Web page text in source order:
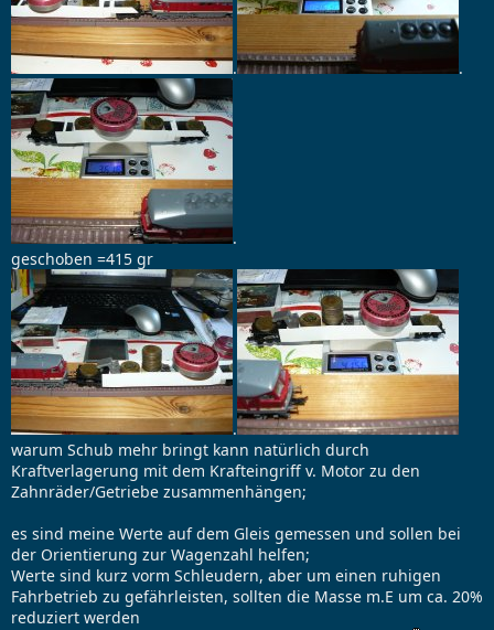
. .
.
geschoben =415 gr
.
warum Schub mehr bringt kann natürlich durch
Kraftverlagerung mit dem Krafteingriff v. Motor zu den
Zahnräder/Getriebe zusammenhängen;
es sind meine Werte auf dem Gleis gemessen und sollen bei
der Orientierung zur Wagenzahl helfen;
Werte sind kurz vorm Schleudern, aber um einen ruhigen
Fahrbetrieb zu gefährleisten, sollten die Masse m.E um ca. 20%
reduziert werden